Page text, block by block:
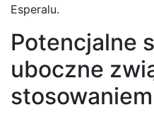
Esperalu.
Potencjalne
uboczne